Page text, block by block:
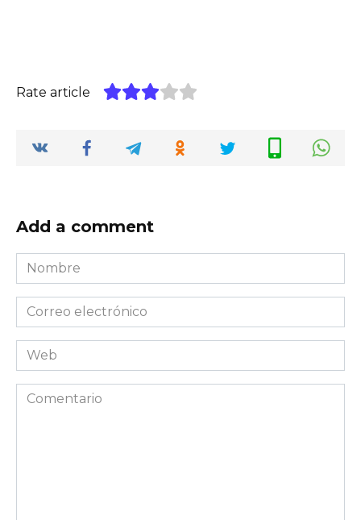
Rate article
Add a comment
Nombre
*
Correo
electrónico
*Web
Comentario